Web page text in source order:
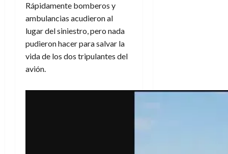
Rápidamente bomberos y
ambulancias acudieron al
lugar del siniestro, pero nada
pudieron hacer para salvar la
vida de los dos tripulantes del
avión.